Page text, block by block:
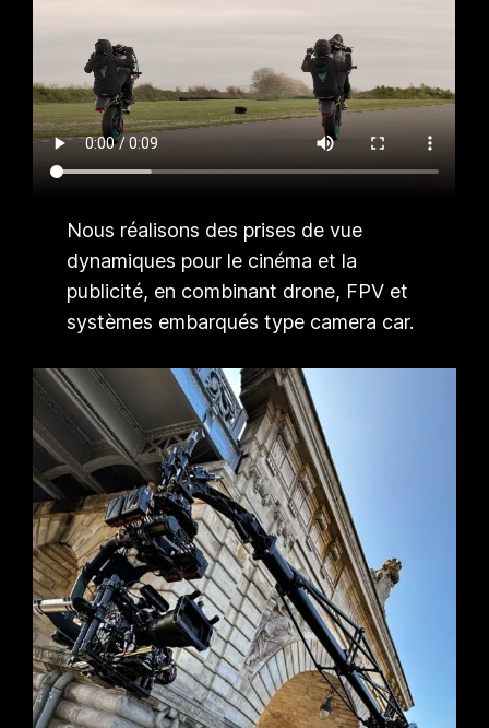
Nous réalisons des prises de vue
dynamiques pour le cinéma et la
publicité, en combinant drone, FPV et
systèmes embarqués type camera car.